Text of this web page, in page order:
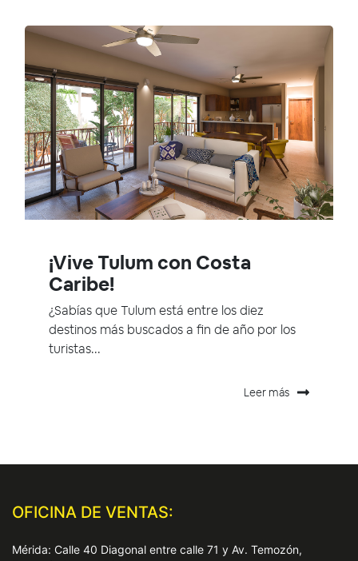
¡Vive Tulum con Costa
Caribe!
¿Sabías que Tulum está entre los diez
destinos más buscados a fin de año por los
turistas...
Leer más
OFICINA DE VENTAS:
Mérida: Calle 40 Diagonal entre calle 71 y Av. Temozón,